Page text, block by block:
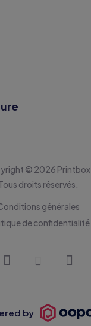
© 2026 Printbox.
droits réservés.
générales
de confidentialité
by